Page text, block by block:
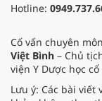
Hotline:
Cố vấn chuyên
Việt Bình – Chủ
viện Y Dược học
Lưu ý: Các bài